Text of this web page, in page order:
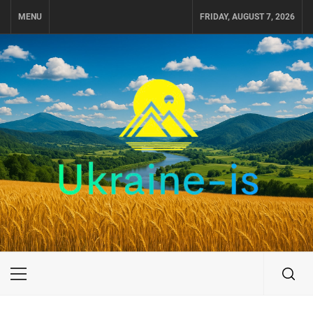
MENU FRIDAY, AUGUST 7, 2026
UKRAINE-IS
ПУТЕШЕСТВИЕ ПО УКРАИНЕ
Primary